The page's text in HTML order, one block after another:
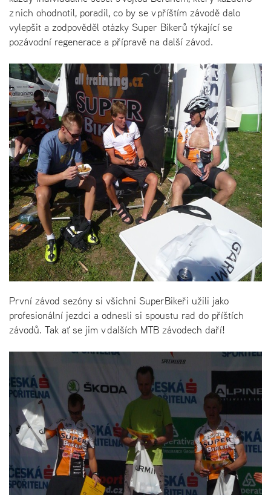
z nich ohodnotil, poradil, co by se v příštím závodě dalo
vylepšit a zodpověděl otázky Super Bikerů týkající se
pozávodní regenerace a přípravě na další závod.
První závod sezóny si všichni SuperBikeři užili jako
profesionální jezdci a odnesli si spoustu rad do příštích
závodů. Tak ať se jim v dalších MTB závodech daří!